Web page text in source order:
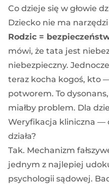
Co dzieje się w głowie
Dziecko nie ma
Rodzic =
mówi, że tata jest
niebezpieczny.
teraz kocha kogoś, kto
potworem. To
miałby problem. Dla
Weryfikacja kliniczna —
działa?
Tak. Mechanizm
jednym z najlepiej
psychologii sądowej.